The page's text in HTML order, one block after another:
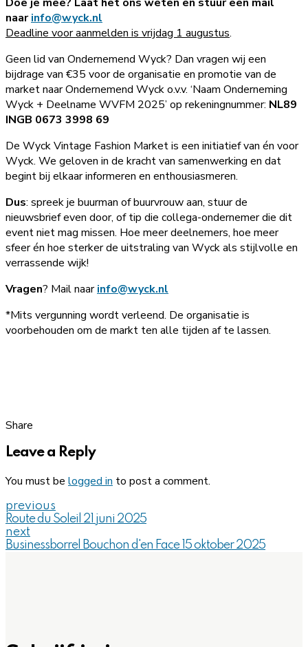
naarinfo@wyck.nl
Deadline voor aanmelden is vrijdag 1 augustus.
Geen lid van Ondernemend Wyck? Dan vragen wij een
bijdrage van €35 voor de organisatie en promotie van de
market naar Ondernemend Wyck o.v.v. ‘Naam Onderneming
Wyck + Deelname WVFM 2025’ op rekeningnummer: NL89
INGB 0673 3998 69
De Wyck Vintage Fashion Market is een initiatief van én voor
Wyck. We geloven in de kracht van samenwerking en dat
begint bij elkaar informeren en enthousiasmeren.
Dus: spreek je buurman of buurvrouw aan, stuur de
nieuwsbrief even door, of tip die collega-ondernemer die dit
event niet mag missen. Hoe meer deelnemers, hoe meer
sfeer én hoe sterker de uitstraling van Wyck als stijlvolle en
verrassende wijk!
Vragen? Mail naarinfo@wyck.nl
*Mits vergunning wordt verleend. De organisatie is
voorbehouden om de markt ten alle tijden af te lassen.
Share
Leave a Reply
You must be logged in to post a comment.
previous
Route du Soleil 21 juni 2025
next
Businessborrel Bouchon d'en Face 15 oktober 2025